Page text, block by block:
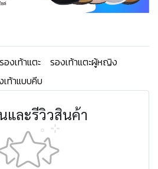
รองเท้าแตะ
รองเท้าแตะผู้หญิง
เท้าแบบคีบ
และรีวิวสินค้า